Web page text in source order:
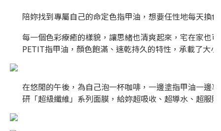
陪妳找到專屬自己的命定色指甲油，想要任性地每天換
每一個色彩療癒的樣貌，讓思緒也清爽起來，宅在家也
PETIT指甲油，顏色飽滿、速乾持久的特性，承載了大
在悠閒的午後，為自己泡一杯咖啡，一邊塗指甲油一邊
研「超級纖維」系列面膜，給妳超吸收、超導水、超服